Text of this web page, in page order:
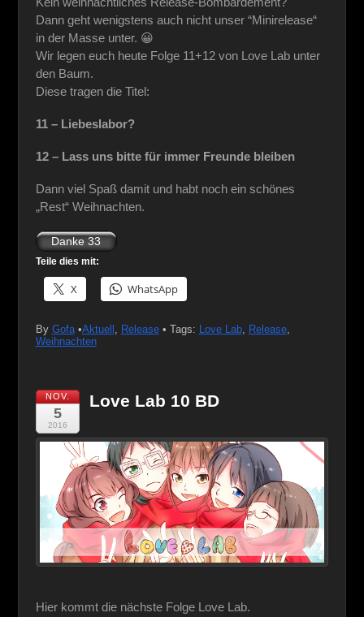
Dann geht wenigstens auch nicht unser “Minirelease“
in der Masse unter. 😀
Wir legen euch heute Folge 11+12 von Love Lab unter
den Baum.
Diese tragen die Titel:
11 – Liebeslabor?
12 – Lass uns bitte für immer Freunde bleiben
Dann viel Spaß damit und habt noch ein schönes
„Rest“ Weihnachten.
Teile dies mit:
X WhatsApp
By Gofa•Aktuell Release • Tags: Love Lab, Release,
Weihnachten
NOV.
5
2016
Love Lab 10 BD
Hier kommt die nächste Folge Love Lab.